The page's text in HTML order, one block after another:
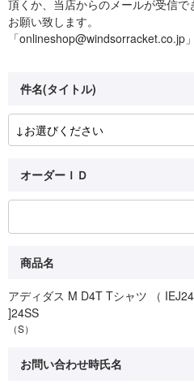
頂くか、当店からのメールが受信
お願い致します。
「onlineshop@windsorracket.co.jp」
件名(タイトル)
オーダーＩＤ
商品名
アディダス M D4T Tシャツ （
]24SS
（S）
お問い合わせ時氏名